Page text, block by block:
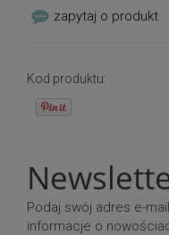
zapytaj o produkt
Kod produktu:
Podaj swój adres e-
informacje o